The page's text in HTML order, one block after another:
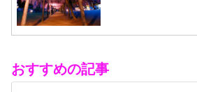
おすすめの記事